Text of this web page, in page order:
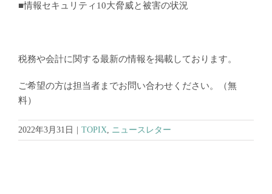
■情報セキュリティ10大脅威と被害の状況
税務や会計に関する最新の情報を掲載しております。
ご希望の方は担当者までお問い合わせください。（無
料）
2022年3月31日 TOPIX, ニュースレター